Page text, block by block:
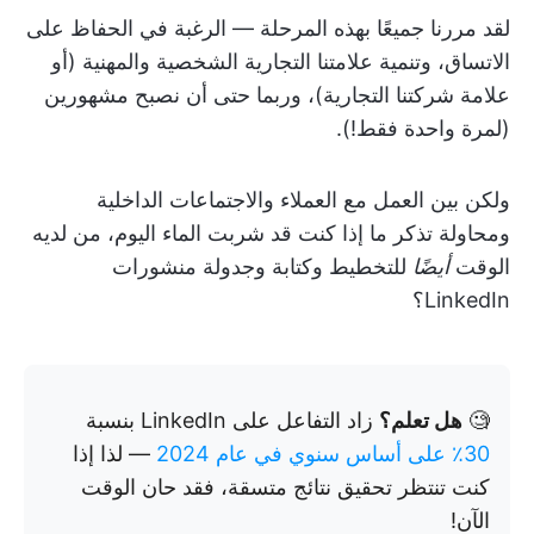
لقد مررنا جميعًا بهذه المرحلة — الرغبة في الحفاظ على
الاتساق، وتنمية علامتنا التجارية الشخصية والمهنية (أو
علامة شركتنا التجارية)، وربما حتى أن نصبح مشهورين
(لمرة واحدة فقط!).
ولكن بين العمل مع العملاء والاجتماعات الداخلية
ومحاولة تذكر ما إذا كنت قد شربت الماء اليوم، من لديه
الوقتأيضًا للتخطيط وكتابة وجدولة منشورات
LinkedIn؟
🧐 هل تعلم؟ زاد التفاعل على LinkedIn بنسبة
30٪ على أساس سنوي في عام 2024
— لذا إذا
كنت تنتظر تحقيق نتائج متسقة، فقد حان الوقت
الآن!